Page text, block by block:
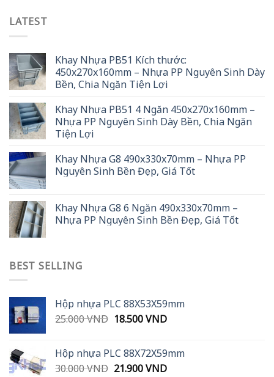
LATEST
Khay Nhựa PB51 Kích thước:
450x270x160mm – Nhựa PP Nguyên Sinh Dày
Bền, Chia Ngăn Tiện Lợi
Khay Nhựa PB51 4 Ngăn 450x270x160mm –
Nhựa PP Nguyên Sinh Dày Bền, Chia Ngăn
Tiện Lợi
Khay Nhựa G8 490x330x70mm – Nhựa PP
Nguyên Sinh Bền Đẹp, Giá Tốt
Khay Nhựa G8 6 Ngăn 490x330x70mm –
Nhựa PP Nguyên Sinh Bền Đẹp, Giá Tốt
BEST SELLING
Hộp nhựa PLC 88X53X59mm
25.000VND Original
25.000 VND.
18.500VNDCurrent
18.500 VND.
Hộp nhựa PLC 88X72X59mm
30.000VND Original
21.900VNDCurrent